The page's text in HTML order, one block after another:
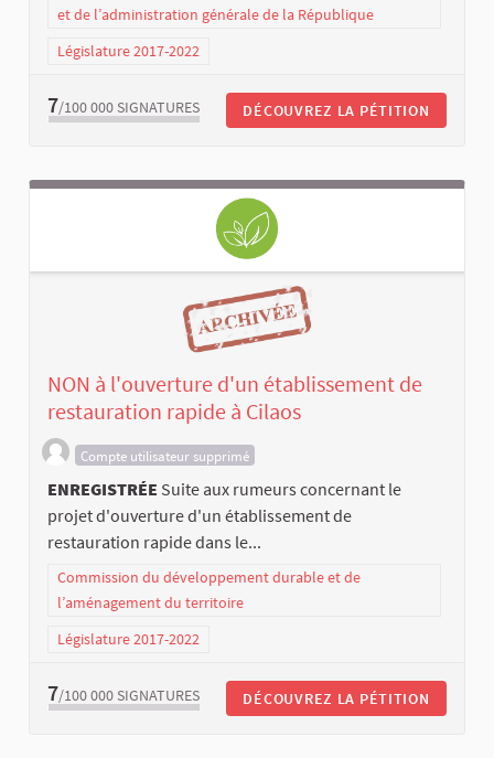
et de l’administration générale de la République
Législature 2017-2022
7/100 000 SIGNATURES DÉCOUVREZ LA PÉTITION
NON à l'ouverture d'un établissement de
restauration rapide à Cilaos
Compte utilisateur supprimé
ENREGISTRÉE Suite aux rumeurs concernant le
projet d'ouverture d'un établissement de
restauration rapide dans le...
Commission du développement durable et de
l’aménagement du territoire
Législature 2017-2022
7/100 000 SIGNATURES DÉCOUVREZ LA PÉTITION